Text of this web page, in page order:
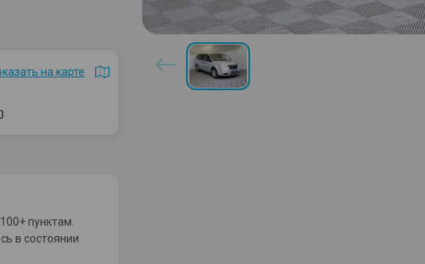
на карте
пунктам.
в состоянии